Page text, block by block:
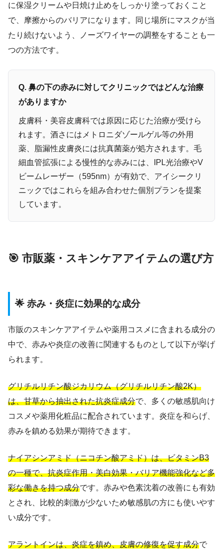
に保湿クリームや日焼け止めをしっかり塗っておくこと
で、摩擦からのバリアになります。同じ場所にマスクが当
たり続けないよう、ノーズワイヤーの調整をすることも一
つの方法です。
Q. 鼻の下の赤みに対してクリニックではどんな治療
がありますか
皮膚科・美容皮膚科では原因に応じた治療が受けら
れます。酒さにはメトロニダゾールゲル等の外用
薬、脂漏性皮膚炎には抗真菌薬が処方されます。毛
細血管拡張による慢性的な赤みには、IPL光治療やV
ビームレーザー（595nm）が有効で、アイシークリ
ニックではこれらを組み合わせた個別プランを提案
しています。
🎯 市販薬・スキンケアアイテムの選び方
🌟 赤み・炎症に効果的な成分
市販のスキンケアアイテムや薬用コスメに含まれる成分の
中で、赤みや炎症の改善に関連するものとして以下が挙げ
られます。
グリチルリチン酸ジカリウム（グリチルリチン酸2K）
は、甘草から抽出された抗炎症成分で、多くの敏感肌向け
コスメや薬用化粧品に配合されています。炎症を和らげ、
赤みを鎮める効果が期待できます。
ナイアシンアミド（ニコチン酸アミド）は、ビタミンB3
の一種で、抗炎症作用・美白効果・バリア機能強化など多
彩な働きを持つ成分です。赤みや色素沈着の改善にも有効
とされ、比較的刺激が少ないため敏感肌の方にも使いやす
い成分です。
アラントインは、炎症を鎮め、皮膚の修復を促す成分で